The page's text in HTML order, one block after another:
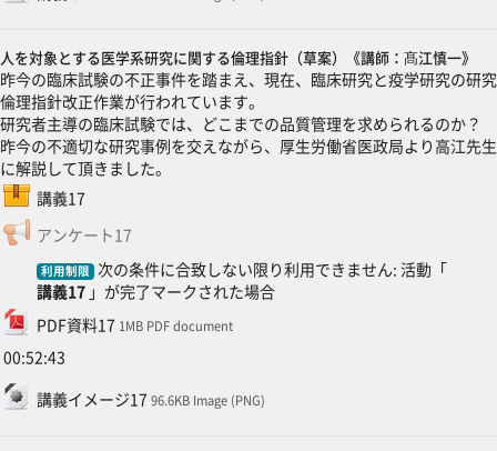
人を対象とする医学系研究に関する倫理指針（草案）《講師：髙江慎一》
昨今の臨床試験の不正事件を踏まえ、現在、臨床研究と疫学研究の研究
倫理指針改正作業が行われています。
研究者主導の臨床試験では、どこまでの品質管理を求められるのか？
昨今の不適切な研究事例を交えながら、厚生労働省医政局より高江先生
に解説して頂きました。
講義17
SCORMパッケージ
アンケート17フィードバック
利用制限 次の条件に合致しない限り利用できません: 活動「
講義17」が完了マークされた場合
PDF資料17
ファイル1MB PDF document
00:52:43
講義イメージ17
ファイル96.6KB Image (PNG)